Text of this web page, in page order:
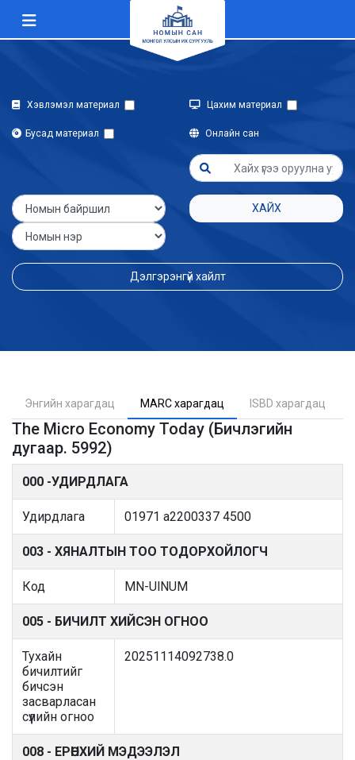
Хэвлэмэл материал Цахим материал
Бусад материал Онлайн сан
ХАЙХ
Дэлгэрэнгүй хайлт
Энгийн харагдац MARC харагдац ISBD харагдац
The Micro Economy Today (Бичлэгийн
дугаар. 5992)
000 -УДИРДЛАГА
Удирдлага 01971 a2200337 4500
003 - ХЯНАЛТЫН ТОО ТОДОРХОЙЛОГЧ
Код MN-UlNUM
005 - БИЧИЛТ ХИЙСЭН ОГНОО
Тухайн
бичилтийг
бичсэн
засварласан
сүүлийн огноо
20251114092738.0
008 - ЕРӨНХИЙ МЭДЭЭЛЭЛ